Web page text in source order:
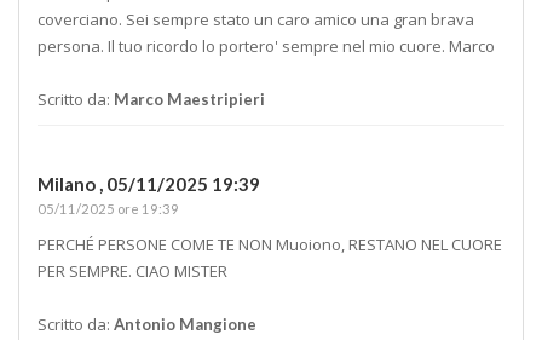
coverciano. Sei sempre stato un caro amico una gran brava
persona. Il tuo ricordo lo portero' sempre nel mio cuore. Marco
Scritto da: Marco Maestripieri
Milano , 05/11/2025 19:39
05/11/2025 ore 19:39
PERCHÉ PERSONE COME TE NON Muoiono, RESTANO NEL CUORE
PER SEMPRE. CIAO MISTER
Scritto da: Antonio Mangione